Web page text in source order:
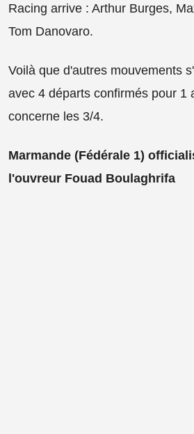
Racing arrive : Arthur Burges,
Tom Danovaro.
Voilà que d'autres mouvements
avec 4 départs confirmés pour 1
concerne les 3/4.
Marmande (Fédérale 1)
l'ouvreur Fouad Boulaghrifa